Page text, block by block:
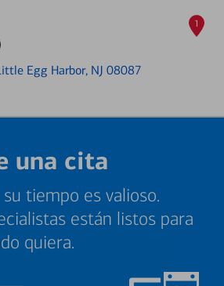
Egg Harbor, NJ 08087
1
una cita
tiempo es valioso.
están listos para
quiera.